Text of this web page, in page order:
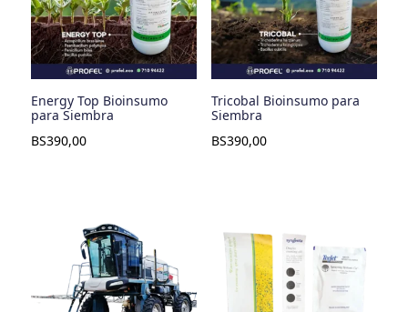
Energy Top Bioinsumo
para Siembra
BS390,00
Tricobal Bioinsumo para
Siembra
BS390,00